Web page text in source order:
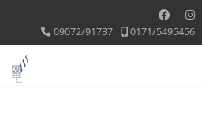
09072/91737 0171/5495456